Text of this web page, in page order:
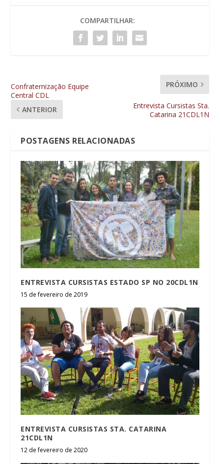
COMPARTILHAR:
Confraternização Equipe
Central CDL
ANTERIOR
PRÓXIMO
Entrevista Cursistas Sta.
Catarina 21CDL1N
POSTAGENS RELACIONADAS
ENTREVISTA CURSISTAS ESTADO SP NO 20CDL1N
15 de fevereiro de 2019
ENTREVISTA CURSISTAS STA. CATARINA
21CDL1N
12 de fevereiro de 2020